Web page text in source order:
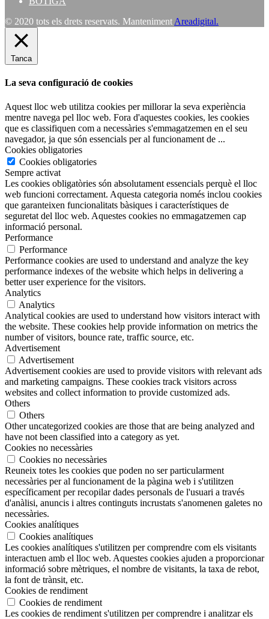
© 2020 tots els drets reservats. Manteniment Areadigital.
Tanca
La seva configuració de cookies
Aquest lloc web utilitza cookies per millorar la seva experiència
mentre navega pel lloc web. Fora d'aquestes cookies, les cookies
que es classifiquen com a necessàries s'emmagatzemen en el seu
navegador, ja que són essencials per al funcionament de ...
Cookies obligatories
Cookies obligatories
Sempre activat
Les cookies obligatòries són absolutament essencials perquè el lloc
web funcioni correctament. Aquesta categoria només inclou cookies
que garanteixen funcionalitats bàsiques i característiques de
seguretat del lloc web. Aquestes cookies no emmagatzemen cap
informació personal.
Performance
Performance
Performance cookies are used to understand and analyze the key
performance indexes of the website which helps in delivering a
better user experience for the visitors.
Analytics
Analytics
Analytical cookies are used to understand how visitors interact with
the website. These cookies help provide information on metrics the
number of visitors, bounce rate, traffic source, etc.
Advertisement
Advertisement
Advertisement cookies are used to provide visitors with relevant ads
and marketing campaigns. These cookies track visitors across
websites and collect information to provide customized ads.
Others
Others
Other uncategorized cookies are those that are being analyzed and
have not been classified into a category as yet.
Cookies no necessàries
Cookies no necessàries
Reuneix totes les cookies que poden no ser particularment
necessàries per al funcionament de la pàgina web i s'utilitzen
específicament per recopilar dades personals de l'usuari a través
d'anàlisi, anuncis i altres continguts incrustats s'anomenen galetes no
necessàries.
Cookies analítiques
Cookies analítiques
Les cookies analítiques s'utilitzen per comprendre com els visitants
interactuen amb el lloc web. Aquestes cookies ajuden a proporcionar
informació sobre mètriques, el nombre de visitants, la taxa de rebot,
la font de trànsit, etc.
Cookies de rendiment
Cookies de rendiment
Les cookies de rendiment s'utilitzen per comprendre i analitzar els